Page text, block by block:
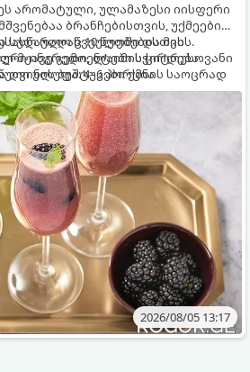
არომატული, ულამაზესი იისფერი
ბრანჩებისთვის, უქმეების
წვეულებებისთვის.
მჟავე გემო, ლაიმის ციტრუსოვანი
ბუშტუკები ქმნის საოცრად
კოქტეილს.
სულ რაღაც 10 წუთში და მის
ინგრედიენტები სჭირდება.
ულუფა: 4–6 პორცია
2026/08/05 13:17